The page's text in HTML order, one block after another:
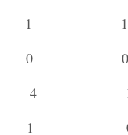
1 1
0 0
4
1